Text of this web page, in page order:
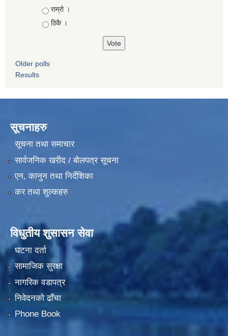
Choices
राम्रो ।
ठिकै ।
Older polls
Results
सूचनाहरु
सूचना तथा समाचार
सार्वजनिक खरीद / बोलपत्र सूचना
एन, कानुन तथा निर्देशिका
कर तथा शुल्कहरु
विधुतीय शुसासन सेवा
घटना दर्ता
सामाजिक सुरक्षा
नागरिक वडापत्र
निवेदनको ढाँचा
Phone Book